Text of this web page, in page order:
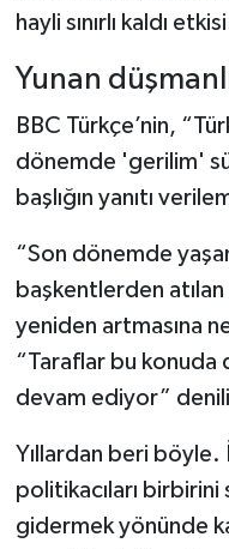
hayli sınırlı kaldı
Yunan
BBC Türkçe’nin,
dönemde 'gerilim'
başlığın yanıtı
“Son dönemde
başkentlerden atılan
yeniden artmasına
“Taraflar bu konuda
devam ediyor”
Yıllardan beri böyle.
politikacıları birbirini
gidermek yönünde